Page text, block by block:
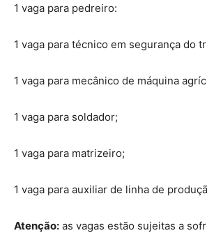
1 vaga para pedreiro:
1 vaga para técnico em segurança do
1 vaga para mecânico de máquina
1 vaga para soldador;
1 vaga para matrizeiro;
1 vaga para auxiliar de linha de
Atenção: as vagas estão sujeitas a